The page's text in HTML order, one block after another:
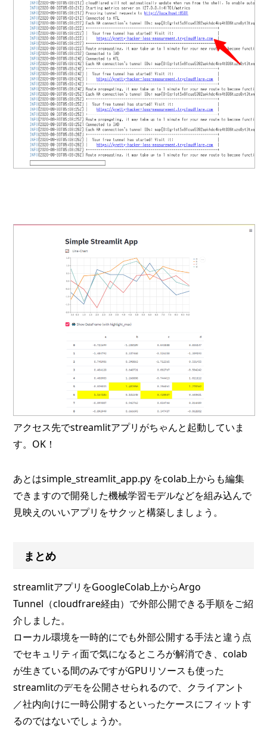
アクセス先でstreamlitアプリがちゃんと起動していま
す。OK！
あとはsimple_streamlit_app.py をcolab上からも編集
できますので開発した機械学習モデルなどを組み込んで
見映えのいいアプリをサクッと構築しましょう。
まとめ
streamlitアプリをGoogleColab上からArgo
Tunnel（cloudfrare経由）で外部公開できる手順をご紹
介しました。
ローカル環境を一時的にでも外部公開する手法と違う点
でセキュリティ面で気になるところが解消でき、colab
が生きている間のみですがGPUリソースも使った
streamlitのデモを公開させられるので、クライアント
／社内向けに一時公開するといったケースにフィットす
るのではないでしょうか。